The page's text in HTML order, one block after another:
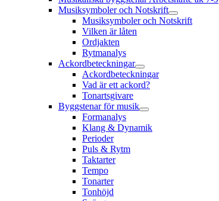
Musiksymboler och Notskrift
Musiksymboler och Notskrift
Vilken är låten
Ordjakten
Rytmanalys
Ackordbeteckningar
Ackordbeteckningar
Vad är ett ackord?
Tonartsgivare
Byggstenar för musik
Formanalys
Klang & Dynamik
Perioder
Puls & Rytm
Taktarter
Tempo
Tonarter
Tonhöjd